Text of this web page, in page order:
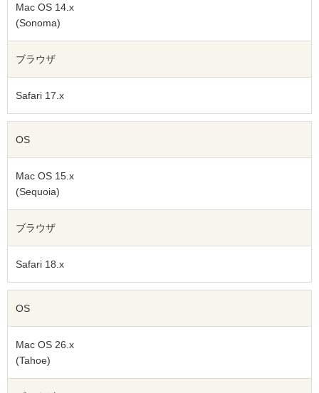
Mac OS 14.x
(Sonoma)
ブラウザ
Safari 17.x
OS
Mac OS 15.x
(Sequoia)
ブラウザ
Safari 18.x
OS
Mac OS 26.x
(Tahoe)